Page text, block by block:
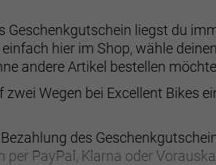
Geschenkgutschein liegst du
hier im Shop, wähle
andere Artikel bestellen
zwei Wegen bei Excellent Bikes
des
PayPal, Klarna oder